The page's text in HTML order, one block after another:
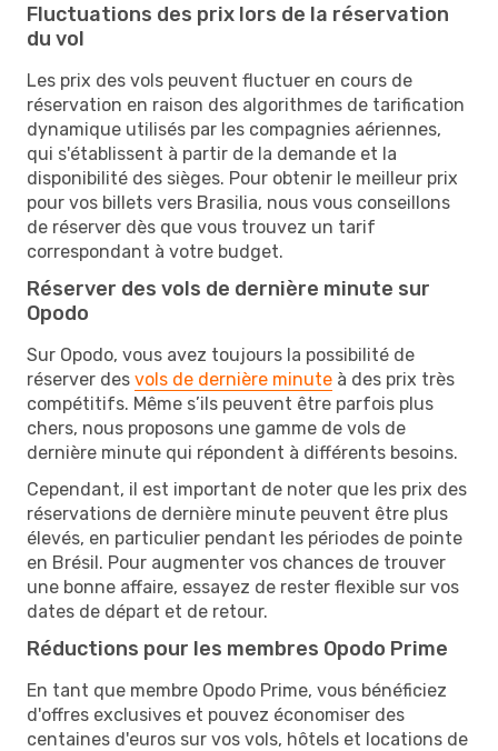
Fluctuations des prix lors de la réservation
du vol
Les prix des vols peuvent fluctuer en cours de
réservation en raison des algorithmes de tarification
dynamique utilisés par les compagnies aériennes,
qui s'établissent à partir de la demande et la
disponibilité des sièges. Pour obtenir le meilleur prix
pour vos billets vers Brasilia, nous vous conseillons
de réserver dès que vous trouvez un tarif
correspondant à votre budget.
Réserver des vols de dernière minute sur
Opodo
Sur Opodo, vous avez toujours la possibilité de
réserver des vols de dernière minute à des prix très
compétitifs. Même s’ils peuvent être parfois plus
chers, nous proposons une gamme de vols de
dernière minute qui répondent à différents besoins.
Cependant, il est important de noter que les prix des
réservations de dernière minute peuvent être plus
élevés, en particulier pendant les périodes de pointe
en Brésil. Pour augmenter vos chances de trouver
une bonne affaire, essayez de rester flexible sur vos
dates de départ et de retour.
Réductions pour les membres Opodo Prime
En tant que membre Opodo Prime, vous bénéficiez
d'offres exclusives et pouvez économiser des
centaines d'euros sur vos vols, hôtels et locations de